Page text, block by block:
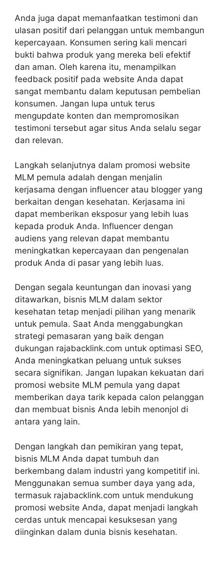
Anda juga dapat memanfaatkan testimoni dan
ulasan positif dari pelanggan untuk membangun
kepercayaan. Konsumen sering kali mencari
bukti bahwa produk yang mereka beli efektif
dan aman. Oleh karena itu, menampilkan
feedback positif pada website Anda dapat
sangat membantu dalam keputusan pembelian
konsumen. Jangan lupa untuk terus
mengupdate konten dan mempromosikan
testimoni tersebut agar situs Anda selalu segar
dan relevan.
Langkah selanjutnya dalam promosi website
MLM pemula adalah dengan menjalin
kerjasama dengan influencer atau blogger yang
berkaitan dengan kesehatan. Kerjasama ini
dapat memberikan eksposur yang lebih luas
kepada produk Anda. Influencer dengan
audiens yang relevan dapat membantu
meningkatkan kepercayaan dan pengenalan
produk Anda di pasar yang lebih luas.
Dengan segala keuntungan dan inovasi yang
ditawarkan, bisnis MLM dalam sektor
kesehatan tetap menjadi pilihan yang menarik
untuk pemula. Saat Anda menggabungkan
strategi pemasaran yang baik dengan
dukungan rajabacklink.com untuk optimasi SEO,
Anda meningkatkan peluang untuk sukses
secara signifikan. Jangan lupakan kekuatan dari
promosi website MLM pemula yang dapat
memberikan daya tarik kepada calon pelanggan
dan membuat bisnis Anda lebih menonjol di
antara yang lain.
Dengan langkah dan pemikiran yang tepat,
bisnis MLM Anda dapat tumbuh dan
berkembang dalam industri yang kompetitif ini.
Menggunakan semua sumber daya yang ada,
termasuk rajabacklink.com untuk mendukung
promosi website Anda, dapat menjadi langkah
cerdas untuk mencapai kesuksesan yang
diinginkan dalam dunia bisnis kesehatan.